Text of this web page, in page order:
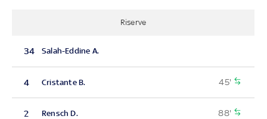
Riserve
34 Salah-Eddine A.
4 Cristante B. 45'
2 Rensch D. 88'